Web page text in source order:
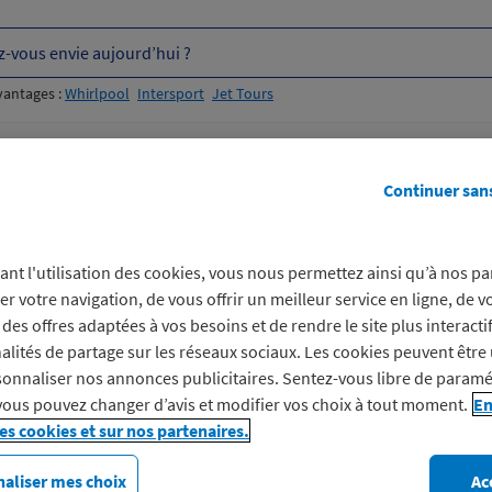
vous envie aujourd’hui ?
:Whirlpool Intersport Jet Tours
achat ou votre réservation effectué auprès d’un partenaire
des infos sur votre
Macif Avantages ?
ou votre réservation effectué auprès d’un partenaire
vos
l'utilisation des cookies, vous nous permettez ainsi qu’à nos
votre navigation, de vous offrir un meilleur service en ligne, de
offres adaptées à vos besoins et de rendre le site plus
de partage sur les réseaux sociaux. Les cookies peuvent
nos annonces publicitaires. Sentez-vous libre de
pouvez changer d’avis et modifier vos choix à tout moment.
cookies et sur nos partenaires.
mes choix
Continuer